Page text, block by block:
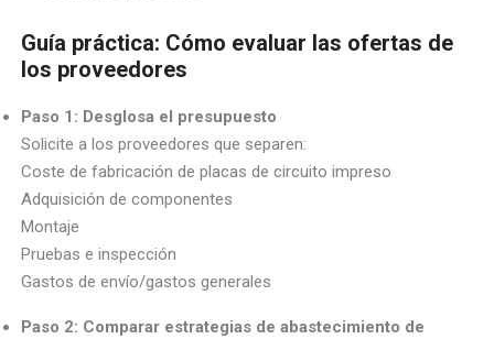
Guía práctica: Cómo evaluar las ofertas de
los proveedores
Paso 1: Desglosa el presupuesto
Solicite a los proveedores que separen:
Coste de fabricación de placas de circuito impreso
Adquisición de componentes
Montaje
Pruebas e inspección
Gastos de envío/gastos generales
Paso 2: Comparar estrategias de abastecimiento de